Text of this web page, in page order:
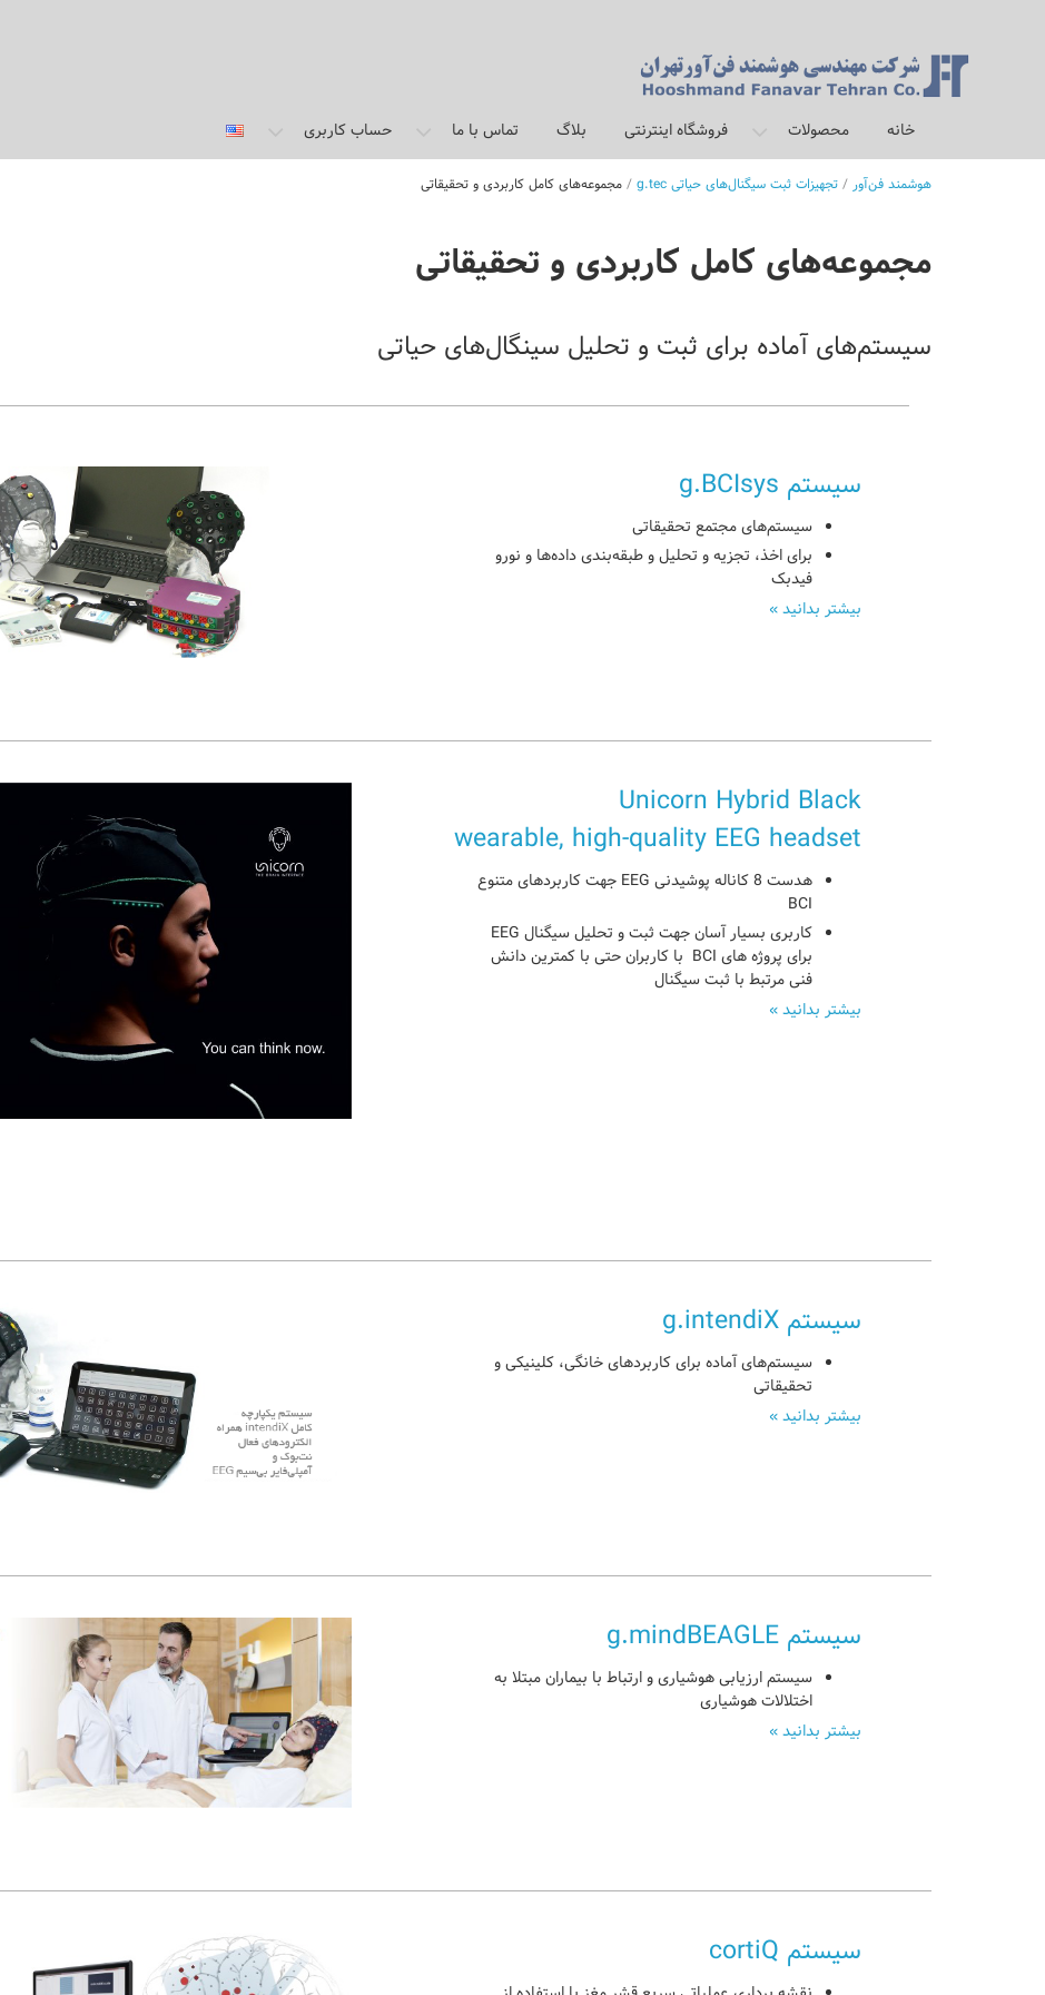
خانه محصولات فروشگاه اینترنتی بلاگ تماس با ما حساب کاربری
هوشمند فن‌آور / تجهیزات ثبت سیگنال‌های حیاتی g.tec / مجموعه‌های کامل کاربردی و تحقیقاتی
مجموعه‌های کامل کاربردی و تحقیقاتی
سیستم‌های آماده برای ثبت و تحلیل سینگال‌های حیاتی
سیستم g.BCIsys
سیستم‌های مجتمع تحقیقاتی
برای اخذ، تجزیه و تحلیل و طبقه‌بندی داده‌ها و نورو
فیدبک
بیشتر بدانید »
Unicorn Hybrid Black
wearable, high-quality EEG headset
هدست 8 کاناله پوشیدنی EEG جهت کاربردهای متنوع
BCI
کاربری بسیار آسان جهت ثبت و تحلیل سیگنال EEG
برای پروژه های BCI با کاربران حتی با کمترین دانش
فنی مرتبط با ثبت سیگنال
بیشتر بدانید »
سیستم g.intendiX
سیستم‌های آماده برای کاربردهای خانگی، کلینیکی و
تحقیقاتی
بیشتر بدانید »
سیستم g.mindBEAGLE
سیستم ارزیابی هوشیاری و ارتباط با بیماران مبتلا به
اختلالات هوشیاری
بیشتر بدانید »
سیستم cortiQ